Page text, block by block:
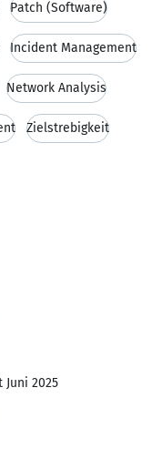
Patch (Software)
Incident Management
Network Analysis
Zielstrebigkeit
Juni 2025